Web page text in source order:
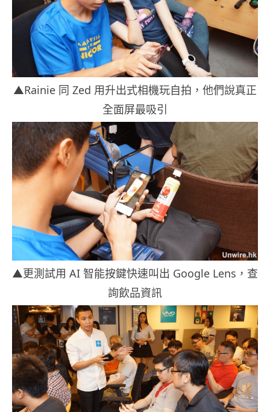
▲Rainie 同 Zed 用升出式相機玩自拍，他們說真正
全面屏最吸引
▲更測試用 AI 智能按鍵快速叫出 Google Lens，查
詢飲品資訊